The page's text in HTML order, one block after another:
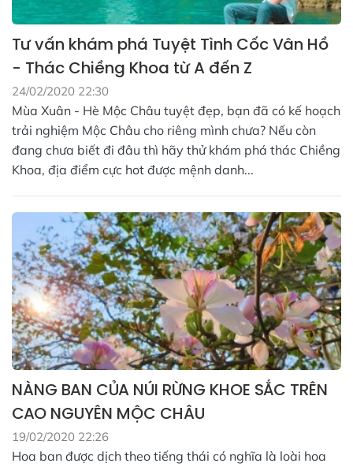
Tư vấn khám phá Tuyệt Tình Cốc Vân Hồ
- Thác Chiềng Khoa từ A đến Z
24/02/2020 22:30
Mùa Xuân - Hè Mộc Châu tuyệt đẹp, bạn đã có kế hoạch
trải nghiệm Mộc Châu cho riêng mình chưa? Nếu còn
đang chưa biết đi đâu thì hãy thử khám phá thác Chiềng
Khoa, địa điểm cực hot được mệnh danh...
NÀNG BAN CỦA NÚI RỪNG KHOE SẮC TRÊN
CAO NGUYÊN MỘC CHÂU
19/02/2020 22:26
Hoa ban được dịch theo tiếng thái có nghĩa là loài hoa